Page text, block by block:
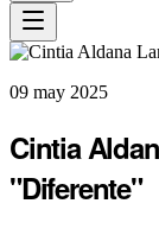
09 may 2025
Cintia
"Diferente"